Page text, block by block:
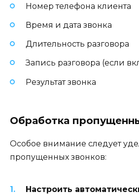
Номер телефона клиента
Время и дата звонка
Длительность разговора
Запись разговора (если
Результат звонка
Обработка
Особое внимание следует
пропущенных звонков:
Настроить